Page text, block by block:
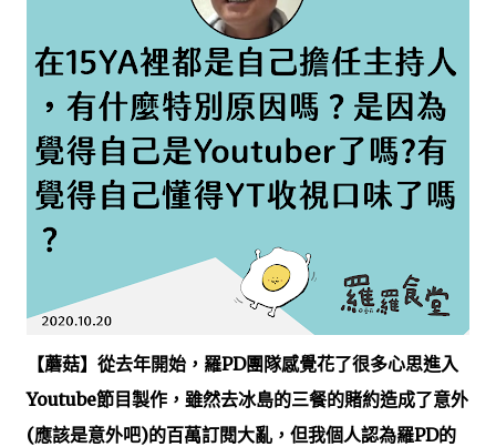
【蘑菇】 從去年開始，羅PD團隊感覺花了很多心思進入
Youtube節目製作，雖然去冰島的三餐的賭約造成了意外
(應該是意外吧)的百萬訂閱大亂，但我個人認為羅PD的